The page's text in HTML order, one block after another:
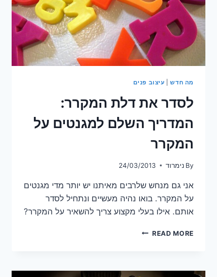
מה חדש| עיצוב פנים
לסדר את דלת המקרר:
המדריך השלם למגנטים על
המקרר
By נימרוד 24/03/2013
אני גם מנחש שלרבים מאיתנו יש יותר מדי מגנטים
על המקרר. בואו נהיה מעשיים ונתחיל לסדר
אותם. אילו בעלי מקצוע צריך להשאיר על המקרר?
READ MOREלסדר
המדריך